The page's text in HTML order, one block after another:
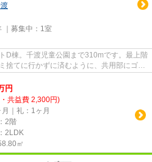
募集中： 1室
D棟。千渡児童公園まで310mです。最上階
捨てに行かずに済むように、共用部にゴミ
円
共益費 2,300円)
｜礼：1ヶ月
2階
2LDK
㎡